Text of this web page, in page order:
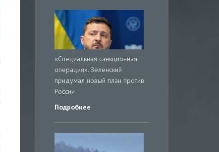
«Специальная санкционная
операция». Зеленский
придумал новый план против
России
Подробнее